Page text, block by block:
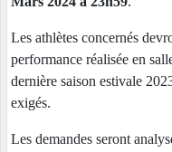
Les athlètes concernés
performance réalisée en
dernière saison estivale
exigés.
Les demandes seront